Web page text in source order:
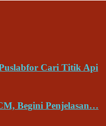
Cari Titik Api
Begini Penjelasan…